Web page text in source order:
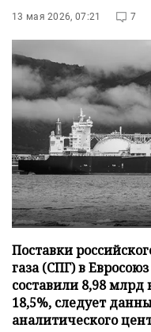
13 мая 2026, 07:21 7
Поставки
газа (СПГ) в
составили 8,98
18,5%, следует
аналитического